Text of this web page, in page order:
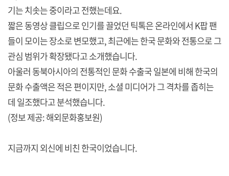
기는 치솟는 중이라고 전했는데요.
짧은 동영상 클립으로 인기를 끌었던 틱톡은 온라인에서 K팝 팬
들이 모이는 장소로 변모했고, 최근에는 한국 문화와 전통으로 그
관심 범위가 확장됐다고 소개했습니다.
아울러 동북아시아의 전통적인 문화 수출국 일본에 비해 한국의
문화 수출액은 적은 편이지만, 소셜 미디어가 그 격차를 좁히는
데 일조했다고 분석했습니다.
(정보 제공: 해외문화홍보원)
지금까지 외신에 비친 한국이었습니다.